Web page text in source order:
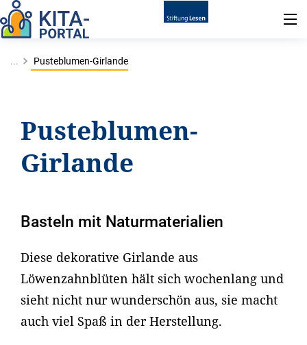
... Pusteblumen-Girlande
Pusteblumen-
Girlande
Basteln mit Naturmaterialien
Diese dekorative Girlande aus
Löwenzahnblüten hält sich wochenlang und
sieht nicht nur wunderschön aus, sie macht
auch viel Spaß in der Herstellung.